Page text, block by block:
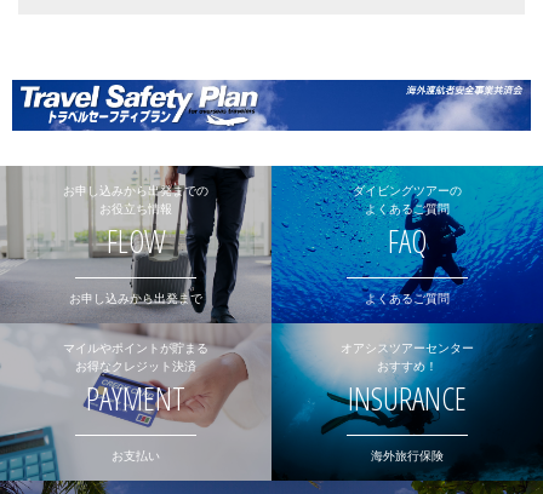
お申し込みから出発までの
お役立ち情報
FLOW
お申し込みから出発まで
ダイビングツアーの
よくあるご質問
FAQ
よくあるご質問
マイルやポイントが貯まる
お得なクレジット決済
PAYMENT
お支払い
オアシスツアーセンター
おすすめ！
INSURANCE
海外旅行保険